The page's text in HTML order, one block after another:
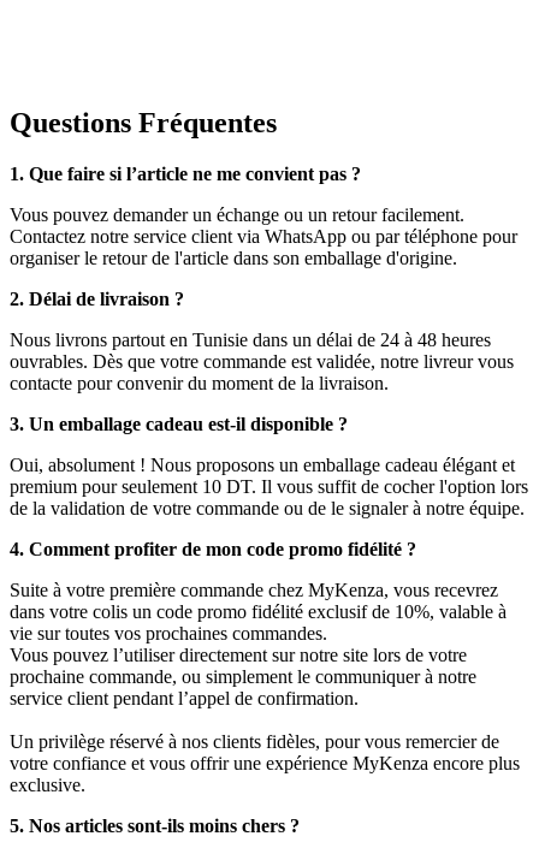
Questions Fréquentes
1. Que faire si l’article ne me convient pas ?
Vous pouvez demander un échange ou un retour facilement.
Contactez notre service client via WhatsApp ou par téléphone pour
organiser le retour de l'article dans son emballage d'origine.
2. Délai de livraison ?
Nous livrons partout en Tunisie dans un délai de 24 à 48 heures
ouvrables. Dès que votre commande est validée, notre livreur vous
contacte pour convenir du moment de la livraison.
3. Un emballage cadeau est-il disponible ?
Oui, absolument ! Nous proposons un emballage cadeau élégant et
premium pour seulement 10 DT. Il vous suffit de cocher l'option lors
de la validation de votre commande ou de le signaler à notre équipe.
4. Comment profiter de mon code promo fidélité ?
Suite à votre première commande chez MyKenza, vous recevrez
dans votre colis un code promo fidélité exclusif de 10%, valable à
vie sur toutes vos prochaines commandes.
Vous pouvez l’utiliser directement sur notre site lors de votre
prochaine commande, ou simplement le communiquer à notre
service client pendant l’appel de confirmation.
Un privilège réservé à nos clients fidèles, pour vous remercier de
votre confiance et vous offrir une expérience MyKenza encore plus
exclusive.
5. Nos articles sont-ils moins chers ?